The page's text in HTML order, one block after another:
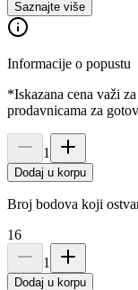
Saznajte više
Informacije o popustu
*Iskazana cena važi
prodavnicama za
1
Dodaj u korpu
Broj bodova koji
16
1
Dodaj u korpu